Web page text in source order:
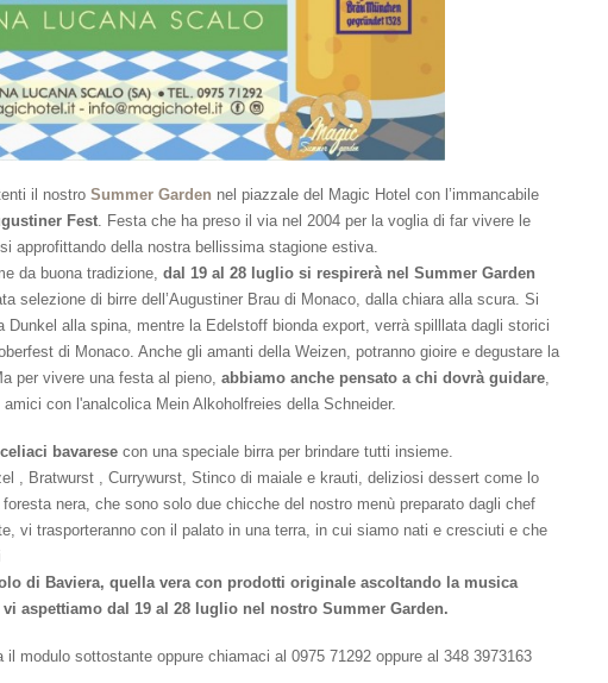
il nostro Summer Garden nel piazzale del Magic Hotel con l’immancabile
Fest. Festa che ha preso il via nel 2004 per la voglia di far vivere le
approfittando della nostra bellissima stagione estiva.
da buona tradizione, dal 19 al 28 luglio si respirerà nel Summer Garden
selezione di birre dell’Augustiner Brau di Monaco, dalla chiara alla scura. Si
Dunkel alla spina, mentre la Edelstoff bionda export, verrà spilllata dagli storici
di Monaco. Anche gli amanti della Weizen, potranno gioire e degustare la
per vivere una festa al pieno, abbiamo anche pensato a chi dovrà guidare,
con l'analcolica Mein Alkoholfreies della Schneider.
bavarese con una speciale birra per brindare tutti insieme.
, Bratwurst , Currywurst, Stinco di maiale e krauti, deliziosi dessert come lo
nera, che sono solo due chicche del nostro menù preparato dagli chef
vi trasporteranno con il palato in una terra, in cui siamo nati e cresciuti e che
di Baviera, quella vera con prodotti originale ascoltando la musica
aspettiamo dal 19 al 28 luglio nel nostro Summer Garden.
il modulo sottostante oppure chiamaci al 0975 71292 oppure al 348 3973163